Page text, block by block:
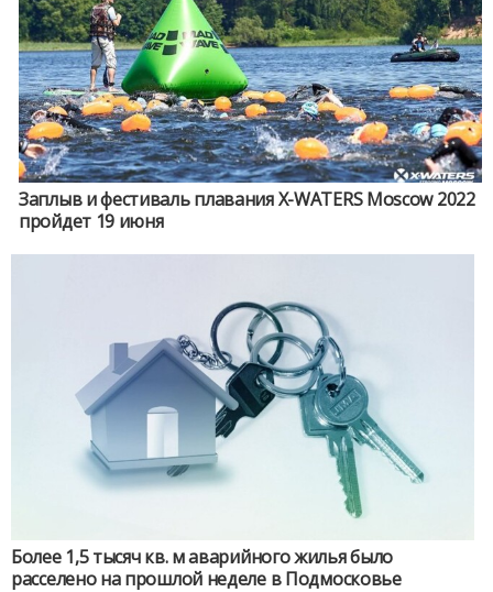
Заплыв и фестиваль плавания X-WATERS Moscow 2022
пройдет 19 июня
Более 1,5 тысяч кв. м аварийного жилья было
расселено на прошлой неделе в Подмосковье